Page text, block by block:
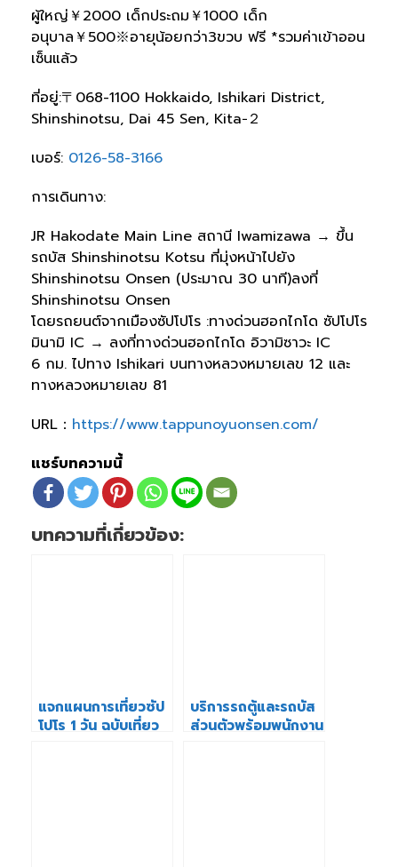
ผู้ใหญ่￥2000 เด็กประถม￥1000 เด็ก
อนุบาล￥500※อายุน้อยกว่า3ขวบ ฟรี *รวมค่าเข้าออน
เซ็นแล้ว
ที่อยู่:〒068-1100 Hokkaido, Ishikari District,
Shinshinotsu, Dai 45 Sen, Kita−２
เบอร์: 0126-58-3166
การเดินทาง:
JR Hakodate Main Line สถานี Iwamizawa → ขึ้น
รถบัส Shinshinotsu Kotsu ที่มุ่งหน้าไปยัง
Shinshinotsu Onsen (ประมาณ 30 นาที)ลงที่
Shinshinotsu Onsen
โดยรถยนต์จากเมืองซัปโปโร :ทางด่วนฮอกไกโด ซัปโปโร
มินามิ IC → ลงที่ทางด่วนฮอกไกโด อิวามิซาวะ IC
6 กม. ไปทาง Ishikari บนทางหลวงหมายเลข 12 และ
ทางหลวงหมายเลข 81
URL： https://www.tappunoyuonsen.com/
แชร์บทความนี้
บทความที่เกี่ยวข้อง:
แจกแผนการเที่ยวซัป
โปโร 1 วัน ฉบับเที่ยว
บริการรถตู้และรถบัส
ส่วนตัวพร้อมพนักงาน